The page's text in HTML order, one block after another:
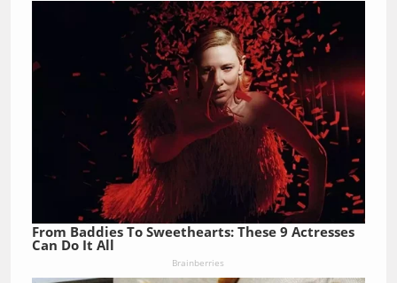
From Baddies To Sweethearts: These 9 Actresses
Can Do It All
Brainberries